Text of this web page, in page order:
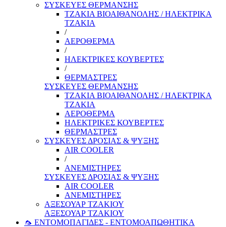
ΣΥΣΚΕΥΕΣ ΘΕΡΜΑΝΣΗΣ
ΤΖΑΚΙΑ ΒΙΟΑΙΘΑΝΟΛΗΣ / ΗΛΕΚΤΡΙΚΑ
ΤΖΑΚΙΑ
/
ΑΕΡΟΘΕΡΜΑ
/
ΗΛΕΚΤΡΙΚΕΣ ΚΟΥΒΕΡΤΕΣ
/
ΘΕΡΜΑΣΤΡΕΣ
ΣΥΣΚΕΥΕΣ ΘΕΡΜΑΝΣΗΣ
ΤΖΑΚΙΑ ΒΙΟΑΙΘΑΝΟΛΗΣ / ΗΛΕΚΤΡΙΚΑ
ΤΖΑΚΙΑ
ΑΕΡΟΘΕΡΜΑ
ΗΛΕΚΤΡΙΚΕΣ ΚΟΥΒΕΡΤΕΣ
ΘΕΡΜΑΣΤΡΕΣ
ΣΥΣΚΕΥΕΣ ΔΡΟΣΙΑΣ & ΨΥΞΗΣ
AIR COOLER
/
ΑΝΕΜΙΣΤΗΡΕΣ
ΣΥΣΚΕΥΕΣ ΔΡΟΣΙΑΣ & ΨΥΞΗΣ
AIR COOLER
ΑΝΕΜΙΣΤΗΡΕΣ
ΑΞΕΣΟΥΑΡ ΤΖΑΚΙΟΥ
ΑΞΕΣΟΥΑΡ ΤΖΑΚΙΟΥ
🦟 ΕΝΤΟΜΟΠΑΓΙΔΕΣ - ΕΝΤΟΜΟΑΠΩΘΗΤΙΚΑ